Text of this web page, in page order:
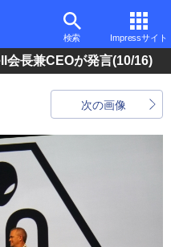
検索 Impressサイト
会長兼CEOが発言(10/16)
次の画像